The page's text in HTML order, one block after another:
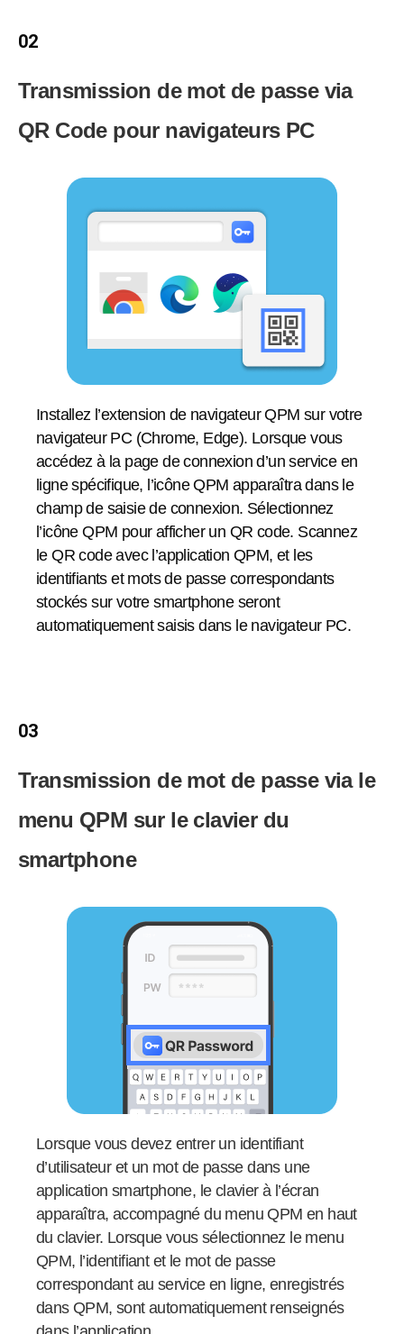
02
Transmission de mot de passe via
QR Code pour navigateurs PC
Installez l’extension de navigateur QPM sur votre
navigateur PC (Chrome, Edge). Lorsque vous
accédez à la page de connexion d’un service en
ligne spécifique, l’icône QPM apparaîtra dans le
champ de saisie de connexion. Sélectionnez
l’icône QPM pour afficher un QR code. Scannez
le QR code avec l’application QPM, et les
identifiants et mots de passe correspondants
stockés sur votre smartphone seront
automatiquement saisis dans le navigateur PC.
03
Transmission de mot de passe via le
menu QPM sur le clavier du
smartphone
Lorsque vous devez entrer un identifiant
d’utilisateur et un mot de passe dans une
application smartphone, le clavier à l’écran
apparaîtra, accompagné du menu QPM en haut
du clavier. Lorsque vous sélectionnez le menu
QPM, l’identifiant et le mot de passe
correspondant au service en ligne, enregistrés
dans QPM, sont automatiquement renseignés